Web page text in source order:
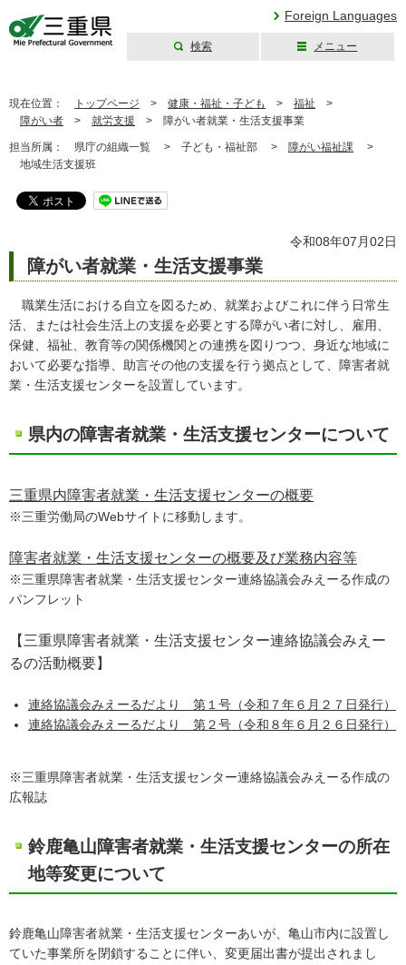
Foreign Languages
検索 メニュー
現在位置： トップページ > 健康・福祉・子ども > 福祉 >
障がい者 > 就労支援 > 障がい者就業・生活支援事業
担当所属： 県庁の組織一覧 > 子ども・福祉部 > 障がい福祉課 >
地域生活支援班
令和08年07月02日
障がい者就業・生活支援事業
職業生活における自立を図るため、就業およびこれに伴う日常生
活、または社会生活上の支援を必要とする障がい者に対し、雇用、
保健、福祉、教育等の関係機関との連携を図りつつ、身近な地域に
おいて必要な指導、助言その他の支援を行う拠点として、障害者就
業・生活支援センターを設置しています。
県内の障害者就業・生活支援センターについて
三重県内障害者就業・生活支援センターの概要
※三重労働局のWebサイトに移動します。
障害者就業・生活支援センターの概要及び業務内容等
※三重県障害者就業・生活支援センター連絡協議会みえーる作成の
パンフレット
【三重県障害者就業・生活支援センター連絡協議会みえー
るの活動概要】
連絡協議会みえーるだより 第１号（令和７年６月２７日発行）
連絡協議会みえーるだより 第２号（令和８年６月２６日発行）
※三重県障害者就業・生活支援センター連絡協議会みえーる作成の
広報誌
鈴鹿亀山障害者就業・生活支援センターの所在
地等変更について
鈴鹿亀山障害者就業・生活支援センターあいが、亀山市内に設置し
ていた事業所を閉鎖することに伴い、変更届出書が提出されまし